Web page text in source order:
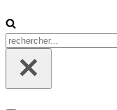
Rechercher...